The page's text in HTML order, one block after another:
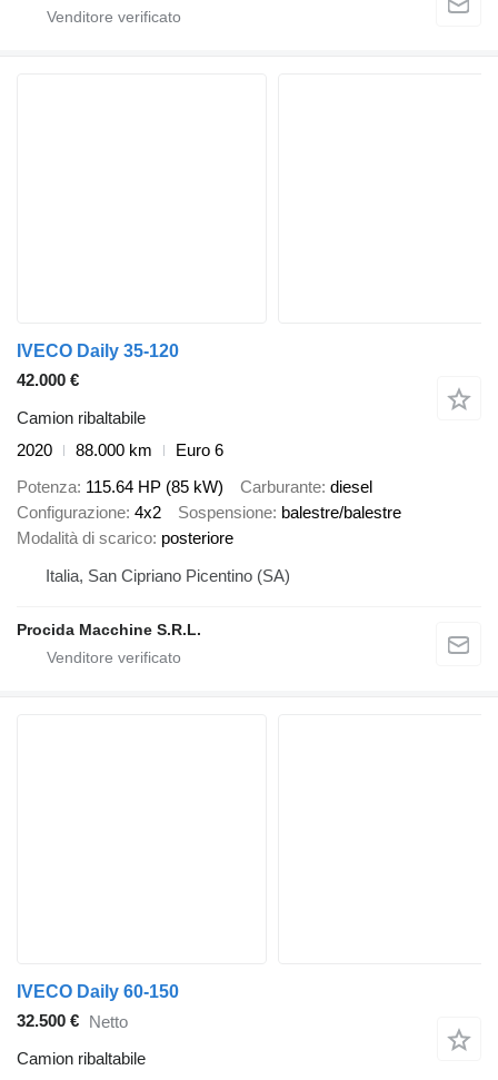
IVECO Daily 35-120
42.000 €
Camion ribaltabile
2020
88.000 km
Euro 6
Potenza 115.64 HP (85 kW) Carburante diesel
Configurazione 4x2 Sospensione balestre/balestre
Modalità di scarico posteriore
Italia, San Cipriano Picentino (SA)
Procida Macchine S.R.L.
IVECO Daily 60-150
32.500 € Netto
Camion ribaltabile